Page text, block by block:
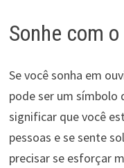
Sonhe com
Se você sonha em
pode ser um símbolo
significar que você
pessoas e se sente
precisar se esforçar